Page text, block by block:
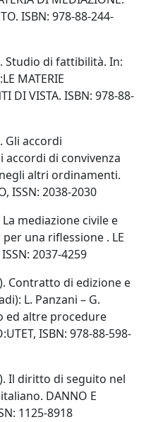
ISBN: 978-88-244-
Studio di fattibilità. In:
MATERIE
DI VISTA. ISBN: 978-88-
Gli accordi
di convivenza
altri ordinamenti.
ISSN: 2038-2030
mediazione civile e
una riflessione . LE
2037-4259
Contratto di edizione e
di): L. Panzani – G.
ed altre procedure
ISBN: 978-88-598-
Il diritto di seguito nel
DANNO E
1125-8918